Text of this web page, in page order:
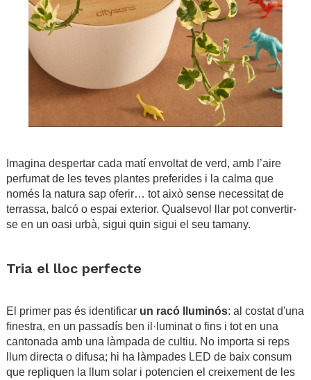
Imagina despertar cada matí envoltat de verd, amb l’aire
perfumat de les teves plantes preferides i la calma que
només la natura sap oferir… tot això sense necessitat de
terrassa, balcó o espai exterior. Qualsevol llar pot convertir-
se en un oasi urbà, sigui quin sigui el seu tamany.
Tria el lloc perfecte
El primer pas és identificar un racó lluminós: al costat d'una
finestra, en un passadís ben il·luminat o fins i tot en una
cantonada amb una làmpada de cultiu. No importa si reps
llum directa o difusa; hi ha làmpades LED de baix consum
que repliquen la llum solar i potencien el creixement de les